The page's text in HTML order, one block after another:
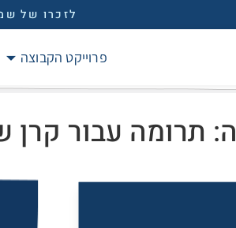
לזכרו של
פרוייקט הקבוצה
תרומה עבור קרן